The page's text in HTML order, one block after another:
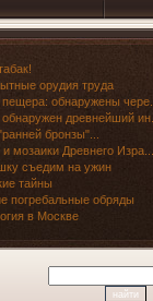
орудия труда
обнаружены чере...
древнейший ин...
бронзы"...
мозаики Древнего Изра...
съедим на ужин
тайны
погребальные обряды
в Москве